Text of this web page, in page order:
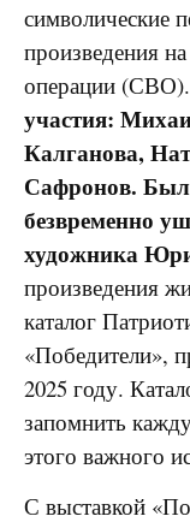
символические
произведения
операции (СВО).
участия:
Калганова,
Сафронов.
безвременно
художника
произведения
каталог
«Победители»,
2025 году.
запомнить
этого важного
С выставкой